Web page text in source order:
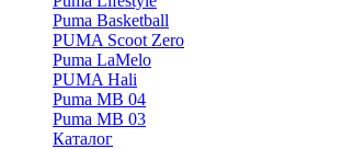
Puma Basketball
PUMA Scoot Zero
Puma LaMelo
PUMA Hali
Puma MB 04
Puma MB 03
Каталог